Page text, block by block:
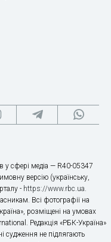
у сфері медіа — R40-05347
версію (українську,
- https://www.rbc.ua.
Всі фотографії на
розміщені на умовах
Редакція «РБК-Україна»
судження не підлягають